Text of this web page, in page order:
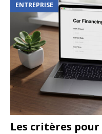
ENTREPRISE
Les critères